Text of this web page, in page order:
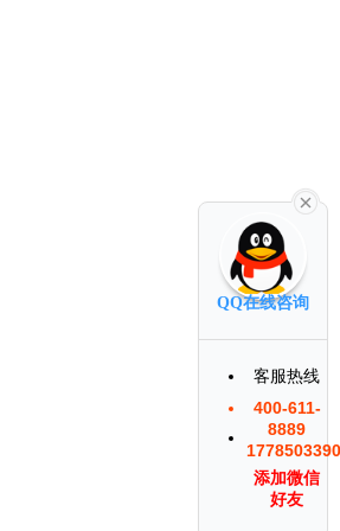
QQ在线咨询
客服热线
400-611-
8889
添加微信
好友